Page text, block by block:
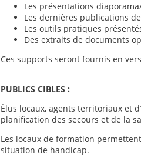
Les présentations
Les dernières publications de
Les outils pratiques
Des extraits de documents
Ces supports seront fournis en
PUBLICS CIBLES :
Élus locaux, agents territoriaux et
planification des secours et de la
Les locaux de formation
situation de handicap.